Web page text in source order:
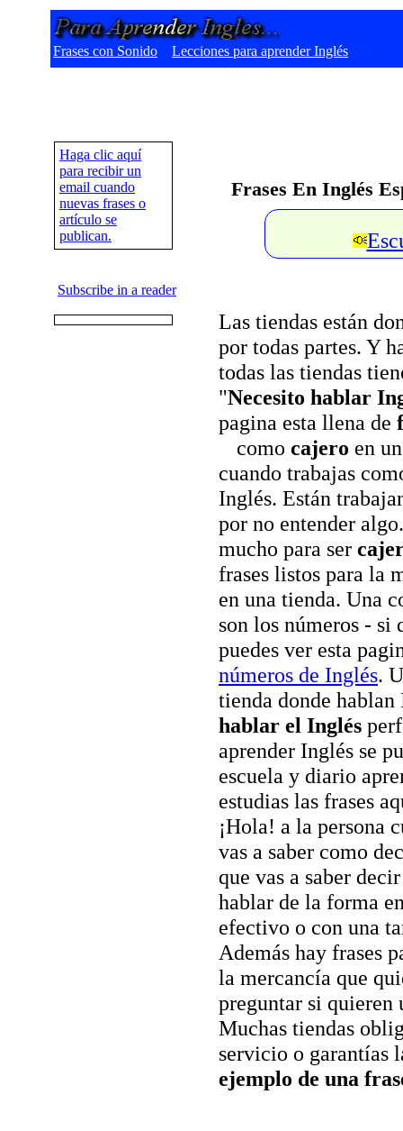
Frases con Sonido Lecciones para aprender Inglés
Haga clic aquí
para recibir un
email cuando
nuevas frases o
artículo se
publican.
Subscribe in a reader
Frases En Inglés
Las tiendas están
por todas partes. Y
todas las tiendas
"Necesito hablar
pagina esta llena de
como cajero en
cuando trabajas
Inglés. Están
por no entender
mucho para ser
frases listos para la
en una tienda. Una
son los números - si
puedes ver esta
números de Inglés.
tienda donde
hablar el Inglés
aprender Inglés se
escuela y diario
estudias las frases
¡Hola! a la persona
vas a saber como
que vas a saber
hablar de la forma
efectivo o con una
Además hay frases
la mercancía que
preguntar si quieren
Muchas tiendas
servicio o garantías
ejemplo de una